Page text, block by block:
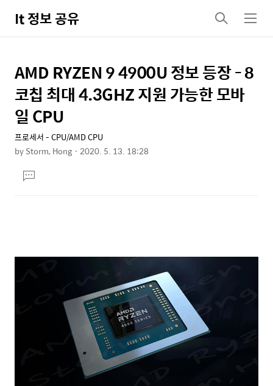
It 정보 공유
검
색
메
뉴
상
세
컨
텐
츠
본
문
제
목
AMD RYZEN 9 4900U 정보 등장 - 8
코칩 최대 4.3GHZ 지원 가능한 모바
일 CPU
프로세서 - CPU/AMD CPU
byStorm, Hong 2020. 5. 13. 18:28
문댓
글